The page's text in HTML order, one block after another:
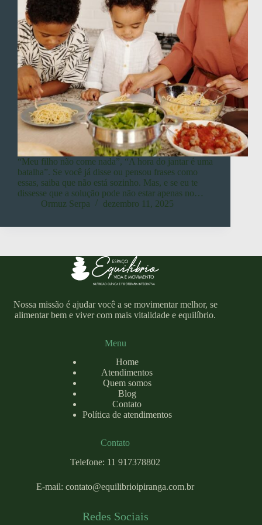
“Meu filho não come nada”, “A hora do jantar é uma
batalha”. Se você já disse ou pensou frases como
essas, saiba que não está sozinho. Mas, e se eu te
dissesse que a solução pode não estar apenas no…
Ormuz Serpa
dezembro 11, 2025
Nossa missão é ajudar você a se movimentar melhor, se
alimentar bem e viver com mais vitalidade e equilíbrio.
Menu
Home
Atendimentos
Quem somos
Blog
Contato
Política de atendimentos
Contato
Telefone: 11 917378802
E-mail:contato@equilibrioipiranga.com.br
Redes Sociais